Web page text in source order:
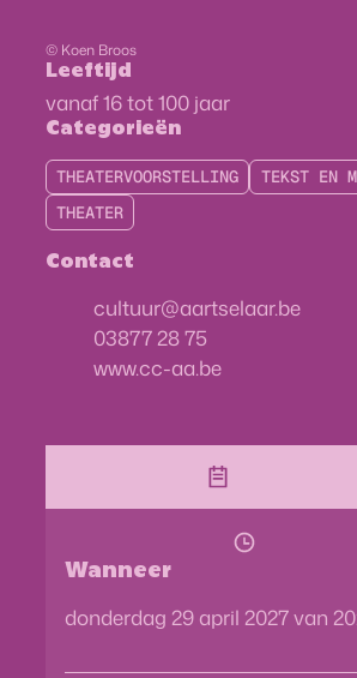
© Koen Broos
Leeftijd
vanaf16tot100 jaar
Categorieën
THEATERVOORSTELLING
TEKST EN
THEATER
Contact
E-mailcultuur@aartselaar.be
03877 28 75
Websitewww.cc-aa.be
Wanneer
donderdag 29 april 2027van